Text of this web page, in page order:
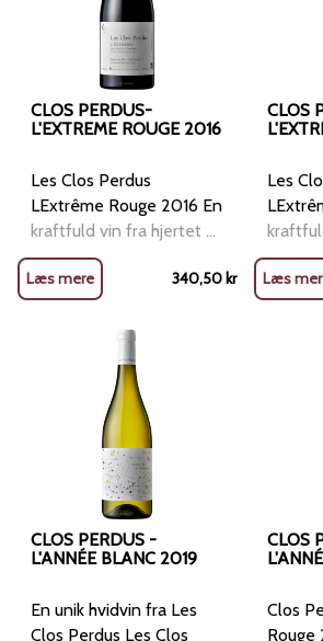
CLOS PERDUS-
L'EXTREME ROUGE 2016
Les Clos Perdus
LExtrême Rouge 2016 En
kraftfuld vin fra hjertet af
CorbièresLes Clos Perdus
LExtrême Rouge 2016 er
en intens og sofistikeret
rødvin fra Languedoc-
Roussillon-regionen i
Sydfrankrig. Denne vin er
resultatet af økologisk
dyrkning og minimal
Læs mere 340,50kr
CLOS
Les
en
rødvin
Læs
CLOS PERDUS -
L'ANNÉE BLANC 2019
En unik hvidvin fra Les
Clos Perdus Les Clos
CLOS
Clos
Rouge